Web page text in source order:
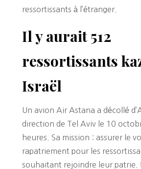
ressortissants à l’étranger.
Il y aurait 512
ressortissants
Israël
Un avion Air Astana a décollé
direction de Tel Aviv le 10
heures. Sa mission : assurer le
rapatriement pour les
souhaitant rejoindre leur patrie.